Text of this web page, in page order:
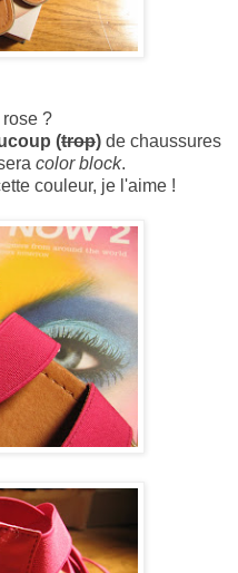
?
(trop) de chaussures
color block.
couleur, je l'aime !